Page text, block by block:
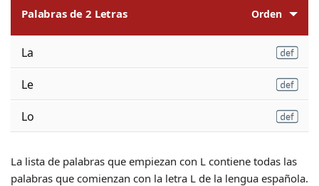
Palabras de 2 Letras Orden
La
Le
Lo
La lista de palabras que empiezan con L contiene todas las
palabras que comienzan con la letra L de la lengua española.